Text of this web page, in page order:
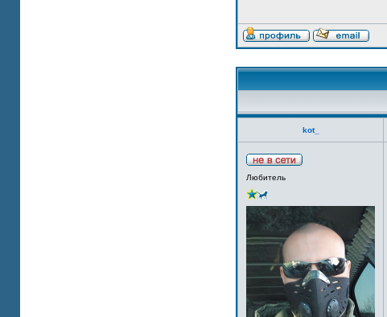
kot_
Любитель